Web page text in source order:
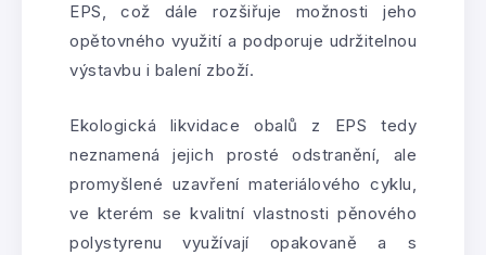
EPS, což dále rozšiřuje možnosti jeho
opětovného využití a podporuje udržitelnou
výstavbu i balení zboží.
Ekologická likvidace obalů z EPS tedy
neznamená jejich prosté odstranění, ale
promyšlené uzavření materiálového cyklu,
ve kterém se kvalitní vlastnosti pěnového
polystyrenu využívají opakovaně a s